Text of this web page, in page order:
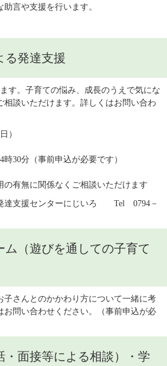
言や支援を行います。
る発達支援
す。子育ての悩み、成長のうえで気にな
相談いただけます。詳しくはお問い合わ
）
（事前申込が必要です）
に関係なくご相談いただけます
支援センターにじいろ　　Tel　0794－
ム（遊びを通しての子育て
子さんとのかかわり方について一緒に考
お問い合わせください。（事前申込が必
・面接等による相談）・学